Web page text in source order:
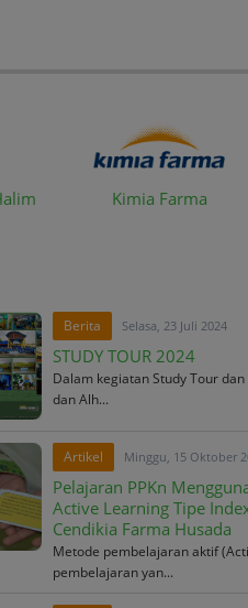
Kimia Farma
Berita Selasa, 23 Juli 2024
STUDY TOUR 2024
Dalam kegiatan Study Tour
dan Alh...
Artikel Minggu, 15 Oktober
Pelajaran PPKn
Active Learning Tipe
Cendikia Farma Husada
Metode pembelajaran aktif
pembelajaran yan...